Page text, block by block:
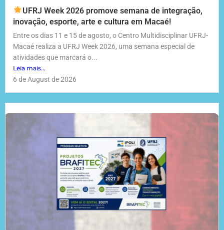
UFRJ Week 2026 promove semana de integração,
inovação, esporte, arte e cultura em Macaé!
Entre os dias 11 e 15 de agosto, o Centro Multidisciplinar UFRJ-
Macaé realiza a UFRJ Week 2026, uma semana especial de
atividades que marcará o...
Leia mais...
6 de August de 2026